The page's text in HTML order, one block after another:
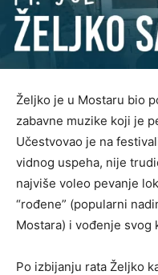
Željko je u Mostaru bio
zabavne muzike koji je
Učestvovao je na
vidnog uspeha, nije
najviše voleo pevanje
“rođene” (popularni
Mostara) i vođenje svog
Po izbijanju rata Željko